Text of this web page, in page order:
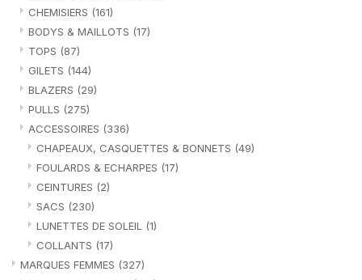
CHEMISIERS (161)
BODYS & MAILLOTS (17)
TOPS (87)
GILETS (144)
BLAZERS (29)
PULLS (275)
ACCESSOIRES (336)
CHAPEAUX, CASQUETTES & BONNETS (49)
FOULARDS & ECHARPES (17)
CEINTURES (2)
SACS (230)
LUNETTES DE SOLEIL
(1)
COLLANTS (17)
MARQUES FEMMES (327)